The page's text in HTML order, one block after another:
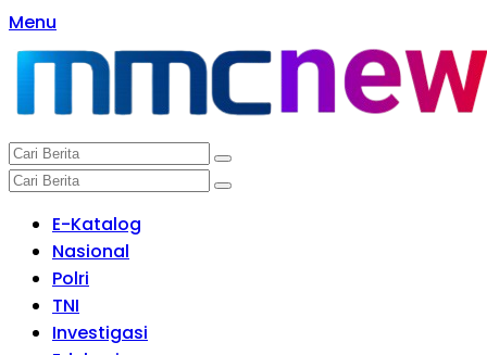
Langsung
ke
konten
Menu
E-Katalog
Nasional
Polri
TNI
Investigasi